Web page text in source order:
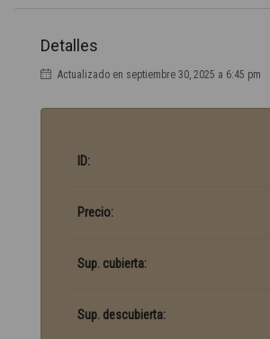
Detalles
Actualizado en septiembre 30, 2025 a 6:45 pm
ID:
Precio:
Sup. cubierta:
Sup. descubierta: